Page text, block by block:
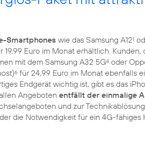
Smartphones wie das Samsung A121
19,99 Euro im Monat erhältlich.
mit dem Samsung A32 5G4 oder
6 für 24,99 Euro im Monat ebenfalls
Endgerät wichtig ist, gibt es das
Angeboten entfällt der einmalige
und zur
die Notwendigkeit für ein 4G-